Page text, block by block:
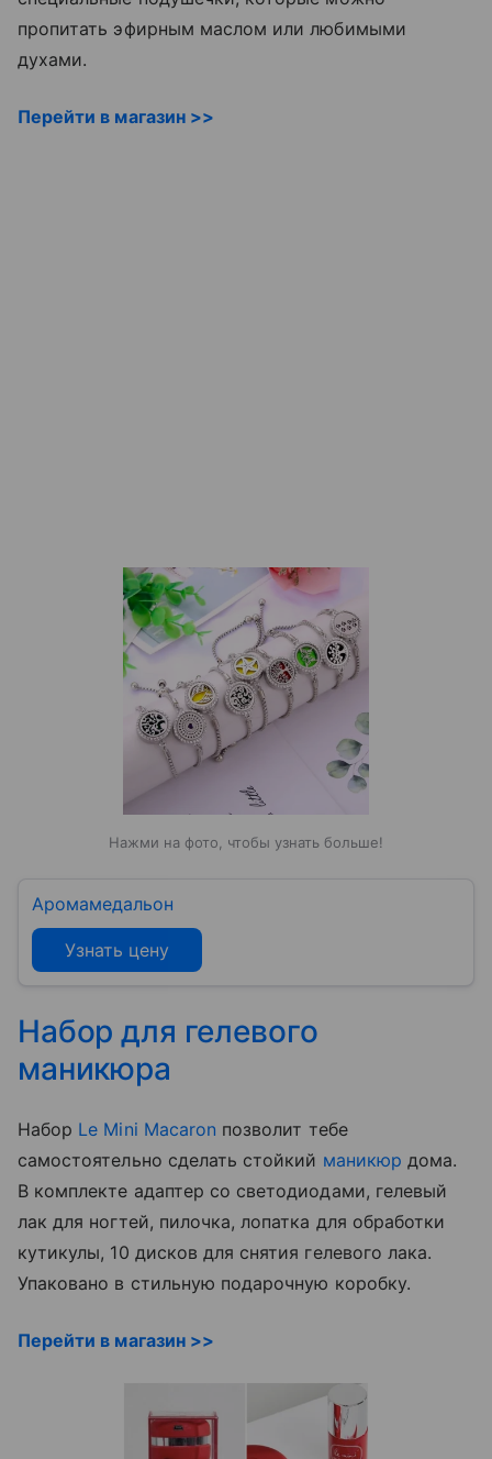
пропитать эфирным маслом или любимыми
духами.
Перейти в магазин >>
Нажми на фото, чтобы узнать больше!
Аромамедальон
Узнать цену
Набор для гелевого
маникюра
Набор Le Mini Macaron позволит тебе
самостоятельно сделать стойкий маникюр дома.
В комплекте адаптер со светодиодами, гелевый
лак для ногтей, пилочка, лопатка для обработки
кутикулы, 10 дисков для снятия гелевого лака.
Упаковано в стильную подарочную коробку.
Перейти в магазин >>